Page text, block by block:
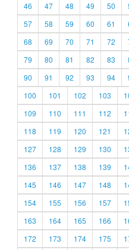
46
47 48 49 50
57
58 59 60 61
68
69 70 71 72
79
80 81 82 83
90
91 92 93 94
100
101 102 103
109
110 111 112
118
119 120 121
127
128 129 130
136
137 138 139
145
146 147 148
154
155 156 157
163
164 165 166
172
173 174 175